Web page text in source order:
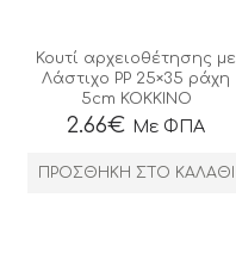
Κουτί αρχειοθέτησης με
Λάστιχο ΡΡ 25×35 ράχη
5cm ΚΟΚΚΙΝΟ
2.66€ Με ΦΠΑ
ΠΡΟΣΘΉΚΗ ΣΤΟ ΚΑΛΆΘΙ